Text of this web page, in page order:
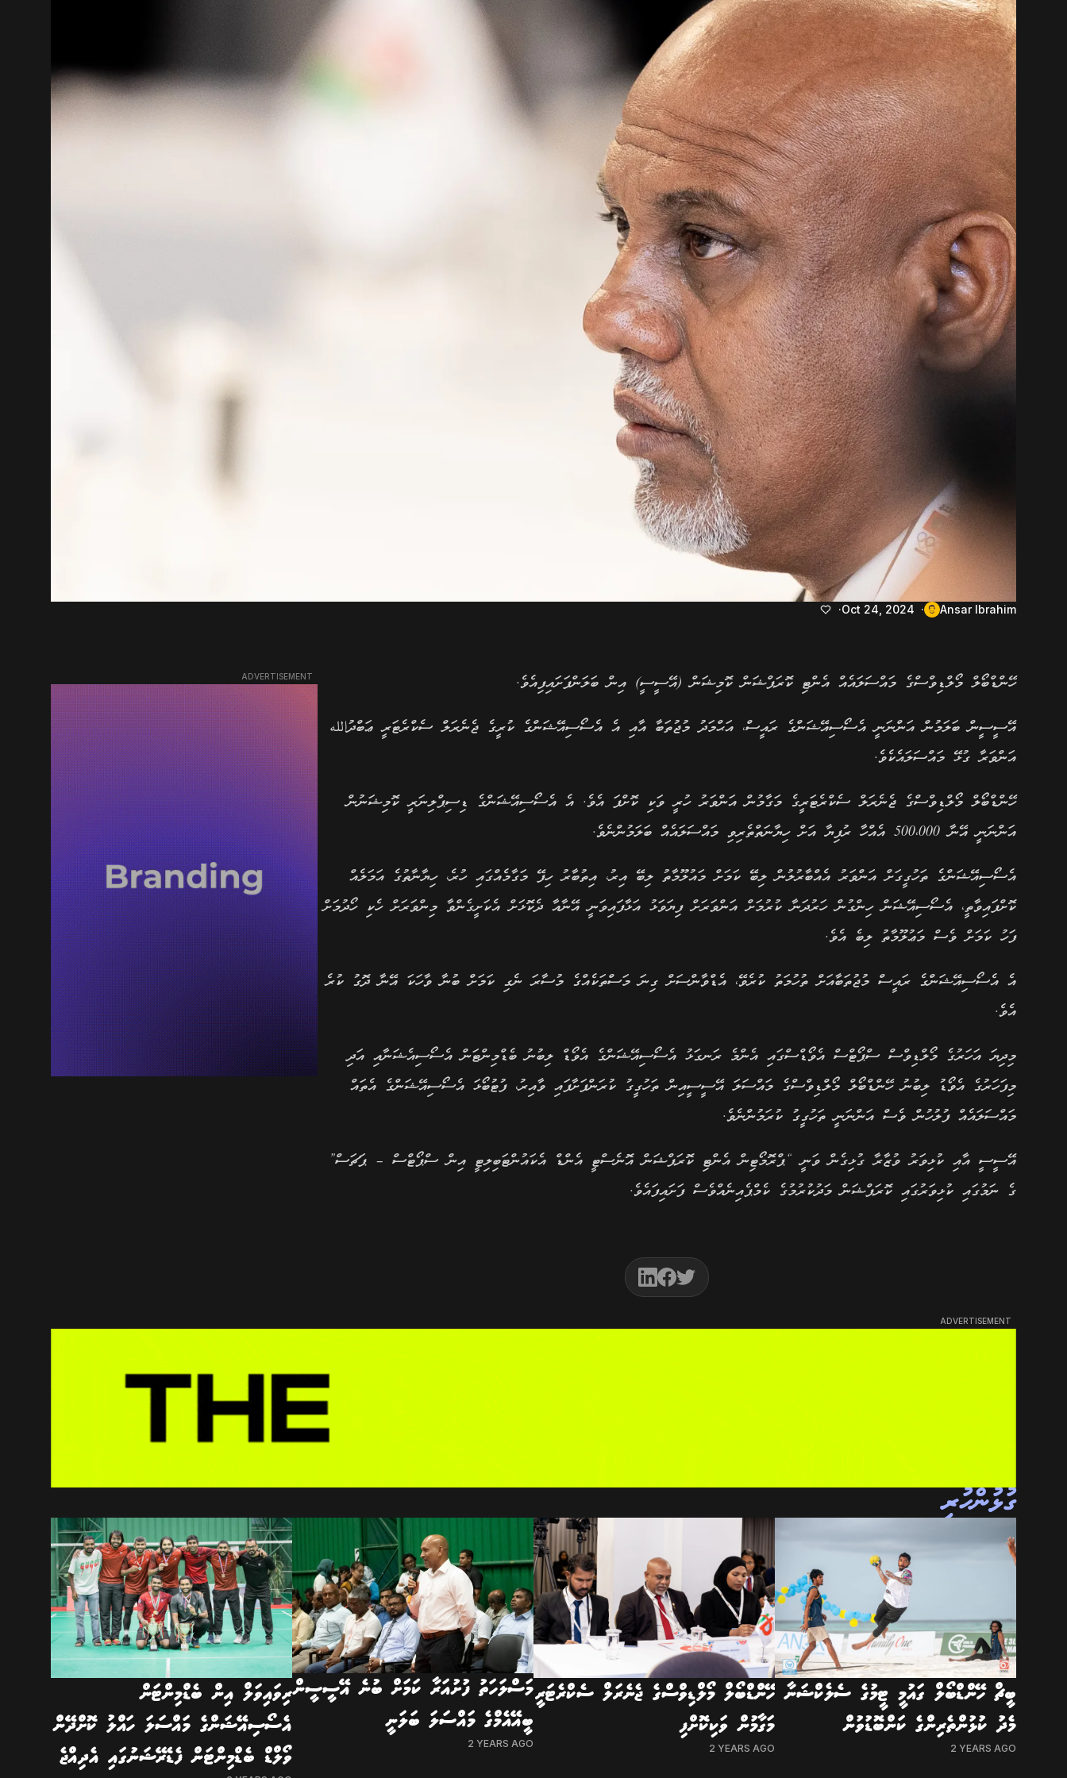
Ansar Ibrahim
Oct 24, 2024
ހޭންޑްބޯލް މޯލްޑިވްސްގެ މައްސަލައެއް އެންޓި ކޮރަޕްޝަން ކޮމިޝަން (އޭސީސީ) އިން ބަލަންފަށައިފިއެވެ.
އޭސީސީން ބަލަމުން އަންނަނީ އެސޯސިއޭޝަންގެ ރައީސް، އަޙްމަދު މުޖުތަބާ އާއި އެ އެސޯސިއޭޝަންގެ ކުރީގެ ޖެނެރަލް ސެކްރެޓަރީ ޢަބްދުالله
އަންވަރާ ގުޅޭ މައްސަލައެކެވެ.
ހޭންޑްބޯލް މޯލްޑިވްސްގެ ޖެނެރަލް ސެކްރެޓަރީގެ މަގާމުން އަންވަރު ހުރީ ވަކި ކޮށްފަ އެވެ. އެ އެސޯސިއޭޝަންގެ ޑިސިޕްލިނަރީ ކޮމިޝަނުން
އަންނަނީ އޭނާ 500،000 އެއްހާ ރުފިޔާ އަށް ހިޔާނަތްތެރިވި މައްސަލައެއް ބަލަމުންނެވެ.
އެސޯސިއޭޝަންގެ ތަހުގީގަށް އަންވަރު އެއްބާރުލުން ލިބޭ ކަމަށް މައުލޫމާތު ލިބޭ އިރު، އިތުބާރު ހިފޭ މަގާމެއްގައި ހުރެ، ހިޔާނާތުގެ އަމަލެއް
ކޮށްފައިވާތީ، އެސޯސިއޭޝަން ހިންގުން ހަރުދަނާ ކުރުމަށް އަންވަރަށް ފިޔަވަޅު އަޅާފައިވަނީ އޭނާއާ ދެކޮޅަށް އެކަށީގެންވާ މިންވަރަށް ހެކި ހޯދުމަށް
ފަހު ކަމަށް ވެސް މަޢުލޫމާތު ލިބެ އެވެ.
އެ އެސޯސިއޭޝަންގެ ރައީސް މުޖުތަބާއަށް ތުހުމަތު ކުރެވޭ، އެޑްވާންސަށް ގިނަ މަސްތަކެއްގެ މުސާރަ ނެގި ކަމަށް ބުނާ ވާހަކަ އޭނާ ދޮގު ކުރެ
އެވެ.
މިދިޔަ އަހަރުގެ މޯލްޑިވްސް ސްޕޯޓްސް އެވޯޑްސްގައި އެންމެ ރަނގަޅު އެސޯސިއޭޝަންގެ އެވޯޑް ލިބުނު ބެޑްމިންޓަން އެސޯސިއެޝަނާއި އަދި
މިފަހަރުގެ އެވޯޑު ލިބުނު ހޭންޑްބޯލް މޯލްޑިވްސްގެ މައްސަލަ އޭސީސީއިން ތަހުގީގު ކުރަންފަށާފައި ވާއިރު، ފުޓުބޯޅަ އެސޯސިއޭޝަންގެ އެތައް
މައްސަލައެއް ފުލުހުން ވެސް އަންނަނީ ތަހުގީގު ކުރަމުންނެވެ.
އޭސީސީ އާއި ކުޅިވަރު ވުޒާރާ ގުޅިގެން ވަނީ “ޕްރޮމޯޓިން އެންޓި ކޮރަޕްޝަން އޮނެސްޓީ އެންޑް އެކައުންޓަބިލިޓީ އިން ސްޕޯޓްސް – ޕަޗަސް”
ގެ ނަމުގައި ކުޅިވަރުގައި ކޮރަޕްޝަން މަދުކުރުމުގެ ކެމްޕެއިނެއްވެސް ފަށައިފައެވެ.
ADVERTISEMENT
ADVERTISEMENT
ގުޅުންހުރި
ބީޗް ހޭންޑްބޯލް ގައުމީ ޓީމުގެ ސެލެކްޝަނާ
މެދު ކުޅުންތެރިންގެ ކަންބޮޑުވުން
2 YEARS AGO
ހޭންޑްބޯލް މޯލްޑިވްސްގެ ޖެނެރަލް ސެކްރެޓަރީ
މަގާމުން ވަކިކޮށްފި
2 YEARS AGO
މަސްލަހަތު ފުށުއަރާ ކަމަށް ބުނެ އޭސީސީން
ބީއޭއެމްގެ މައްސަލަ ބަލަނީ
2 YEARS AGO
ރިވައިވަލް އިން ބެޑްމިންޓަން
އެސޯސިއޭޝަންގެ މައްސަލަ ހައްލު ކޮށްދޭން
ވޯލްޑް ބެޑްމިންޓަން ފެޑެރޭޝަނުގައި އެދިއްޖެ